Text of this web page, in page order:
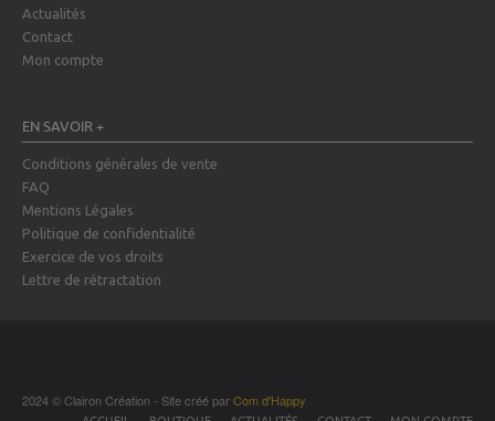
Actualités
Contact
Mon compte
EN SAVOIR +
Conditions générales de vente
FAQ
Mentions Légales
Politique de confidentialité
Exercice de vos droits
Lettre de rétractation
2024 © Clairon Création - Site créé parCom d'Happy